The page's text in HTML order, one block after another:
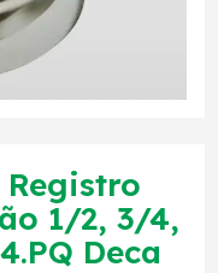
1/2, 3/4,
Deca